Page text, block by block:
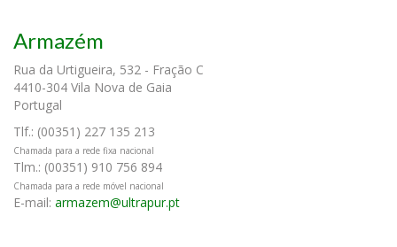
Armazém
Rua da Urtigueira, 532 - Fração C
4410-304 Vila Nova de Gaia
Portugal
Tlf.: (00351) 227 135 213
Chamada para a rede fixa nacional
Tlm.: (00351) 910 756 894
Chamada para a rede móvel nacional
E-mail: armazem@ultrapur.pt